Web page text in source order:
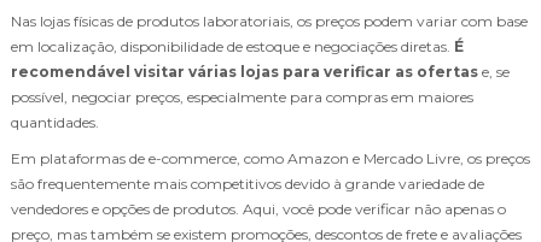
Nas lojas físicas de produtos laboratoriais, os preços podem variar com base
em localização, disponibilidade de estoque e negociações diretas. É
recomendável visitar várias lojas para verificar as ofertas e, se
possível, negociar preços, especialmente para compras em maiores
quantidades.
Em plataformas de e-commerce, como Amazon e Mercado Livre, os preços
são frequentemente mais competitivos devido à grande variedade de
vendedores e opções de produtos. Aqui, você pode verificar não apenas o
preço, mas também se existem promoções, descontos de frete e avaliações